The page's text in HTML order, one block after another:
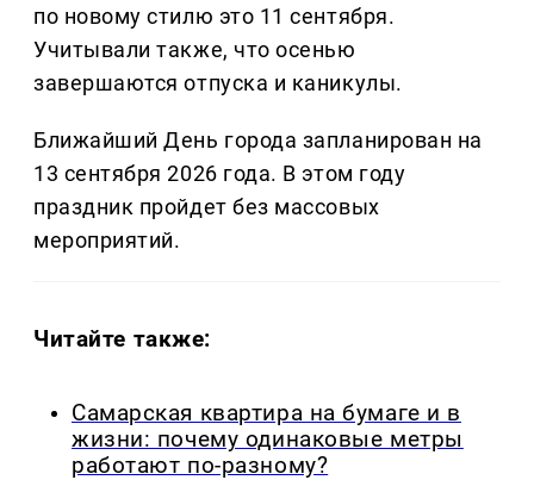
по новому стилю это 11 сентября.
Учитывали также, что осенью
завершаются отпуска и каникулы.
Ближайший День города запланирован на
13 сентября 2026 года. В этом году
праздник пройдет без массовых
мероприятий.
Читайте также:
Самарская квартира на бумаге и в
жизни: почему одинаковые метры
работают по-разному?